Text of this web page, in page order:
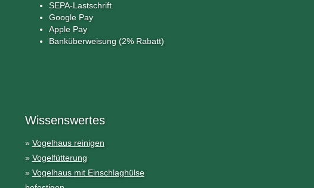
SEPA-Lastschrift
Google Pay
Apple Pay
Banküberweisung (2% Rabatt)
Wissenswertes
» Vogelhaus reinigen
» Vogelfütterung
» Vogelhaus mit Einschlaghülse